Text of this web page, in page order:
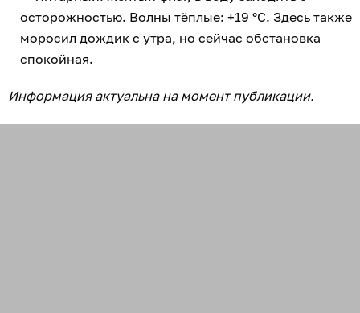
осторожностью. Волны тёплые: +19 °C. Здесь также
моросил дождик с утра, но сейчас обстановка
спокойная.
Информация актуальна на момент публикации.